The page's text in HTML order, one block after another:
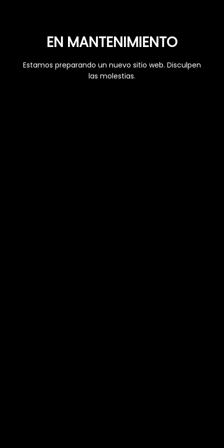
EN MANTENIMIENTO
Estamos preparando un nuevo sitio web. Disculpen
las molestias.